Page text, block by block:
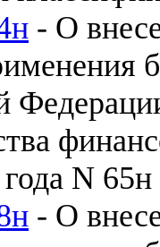
- О
N 65н
- О